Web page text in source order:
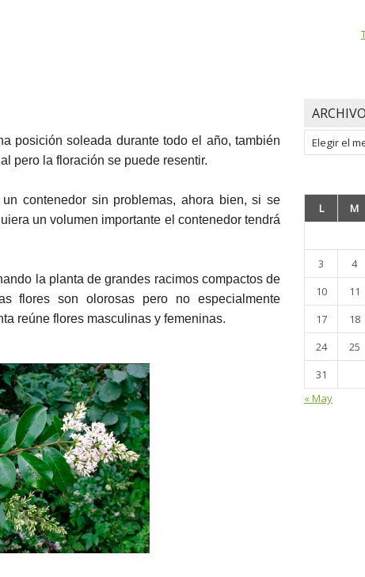
posición soleada durante todo el año, también
pero la floración se puede resentir.
contenedor sin problemas, ahora bien, si se
un volumen importante el contenedor tendrá
la planta de grandes racimos compactos de
flores son olorosas pero no especialmente
reúne flores masculinas y femeninas.
Archivos
L
M
3
4
10
11
17
18
24
25
31
« May